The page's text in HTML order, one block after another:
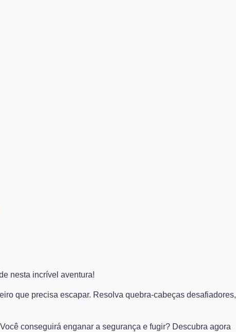
nesta incrível aventura!
que precisa escapar. Resolva quebra-cabeças desafiadores,
conseguirá enganar a segurança e fugir? Descubra agora